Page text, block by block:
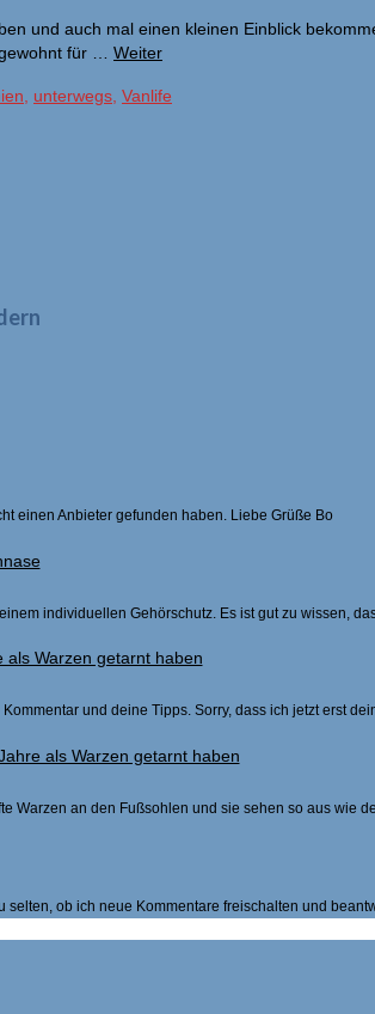
und auch mal einen kleinen Einblick
für … Weiter
unterwegs Vanlife
einen Anbieter gefunden haben. Liebe Grüße Bo
individuellen Gehörschutz. Es ist gut zu wissen,
als Warzen getarnt haben
und deine Tipps. Sorry, dass ich jetzt erst
als Warzen getarnt haben
Warzen an den Fußsohlen und sie sehen so aus wie
ob ich neue Kommentare freischalten und